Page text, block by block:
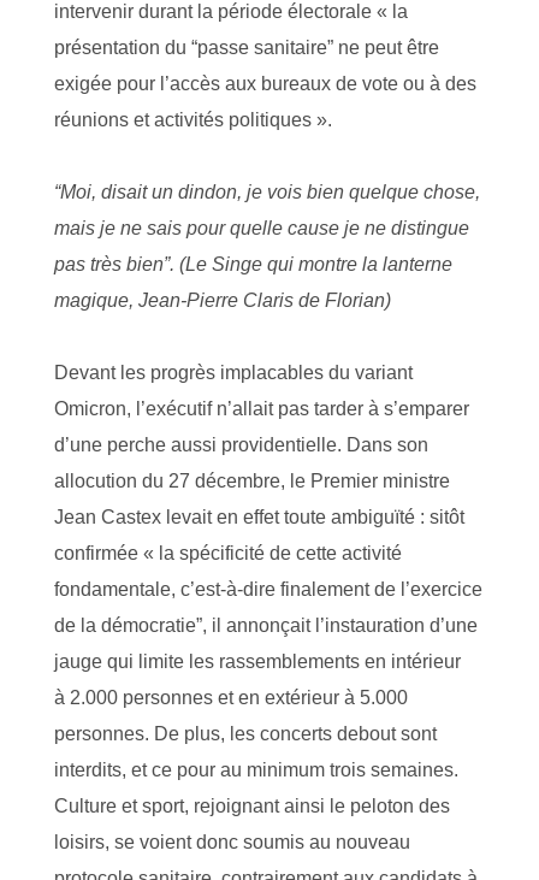
intervenir durant la période électorale « la
présentation du “passe sanitaire” ne peut être
exigée pour l’accès aux bureaux de vote ou à des
réunions et activités politiques ».
“Moi, disait un dindon, je vois bien quelque chose,
mais je ne sais pour quelle causeje ne distingue
pas très bien”. (Le Singe qui montre la lanterne
magique, Jean-Pierre Claris de Florian)
Devant les progrès implacables du variant
Omicron, l’exécutif n’allait pas tarder à s’emparer
d’une perche aussi providentielle. Dans son
allocution du 27 décembre, le Premier ministre
Jean Castex levait en effet toute ambiguïté : sitôt
confirmée « la spécificité de cette activité
fondamentale, c’est-à-dire finalement de l’exercice
de la démocratie”, il annonçait l’instauration d’une
jauge qui limite les rassemblements en intérieur
à 2.000 personnes et en extérieur à 5.000
personnes. De plus, les concerts debout sont
interdits, et ce pour au minimum trois semaines.
Culture et sport, rejoignant ainsi le peloton des
loisirs, se voient donc soumis au nouveau